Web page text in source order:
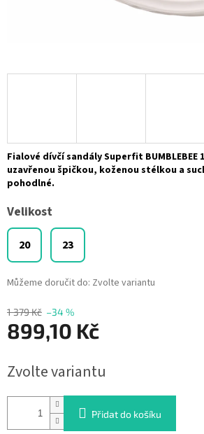
1 379 Kč –34 %
899,10 Kč
cena:
Zvolte variantu
Velikost
20 23
Můžeme doručit do: Zvolte variantu
Přidat do košíku
Fialové dívčí sandály Superfit BUMBLEBEE
uzavřenou špičkou, koženou stélkou a
pohodlné.